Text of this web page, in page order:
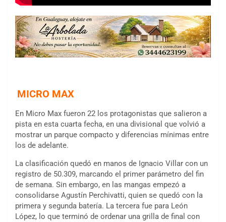
MICRO MAX
En Micro Max fueron 22 los protagonistas que salieron a
pista en esta cuarta fecha, en una divisional que volvió a
mostrar un parque compacto y diferencias mínimas entre
los de adelante.
La clasificación quedó en manos de Ignacio Villar con un
registro de 50.309, marcando el primer parámetro del fin
de semana. Sin embargo, en las mangas empezó a
consolidarse Agustín Perchivatti, quien se quedó con la
primera y segunda batería. La tercera fue para León
López, lo que terminó de ordenar una grilla de final con